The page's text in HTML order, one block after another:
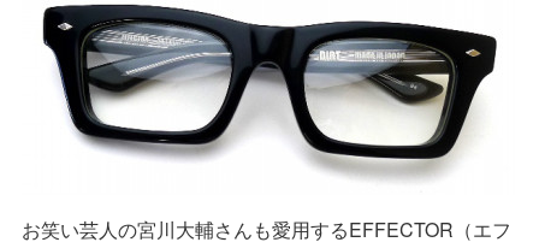
お笑い芸人の宮川大輔さんも愛用するEFFECTOR（エフ